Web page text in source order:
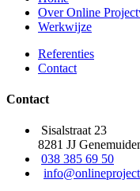
Over Online
Werkwijze
Referenties
Contact
Contact
Sisalstraat 23
8281 JJ
038 385 69 50